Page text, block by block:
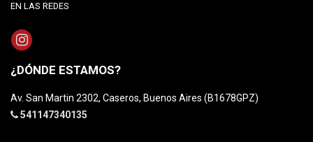
EN LAS REDES
¿DÓNDE ESTAMOS?
Av. San Martin 2302, Caseros, Buenos Aires (B1678GPZ)
541147340135